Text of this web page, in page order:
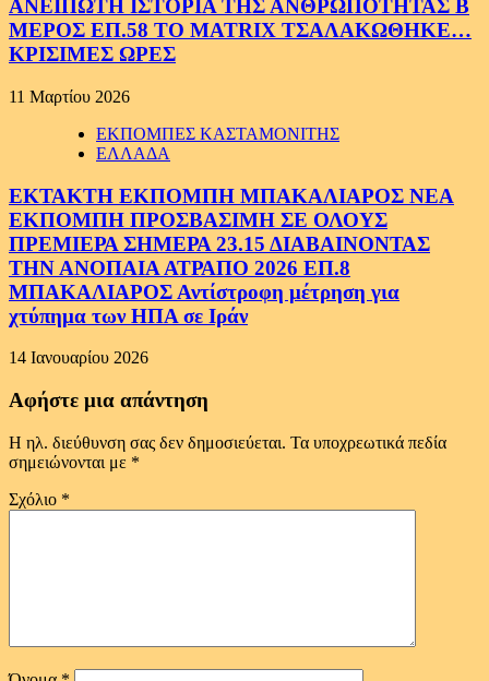
ΑΝΕΙΠΩΤΗ ΙΣΤΟΡΙΑ ΤΗΣ ΑΝΘΡΩΠΟΤΗΤΑΣ Β
ΜΕΡΟΣ ΕΠ.58 ΤΟ MATRIX ΤΣΑΛΑΚΩΘΗΚΕ…
ΚΡΙΣΙΜΕΣ ΩΡΕΣ
11 Μαρτίου 2026
ΕΚΠΟΜΠΕΣ ΚΑΣΤΑΜΟΝΙΤΗΣ
ΕΛΛΑΔΑ
ΕΚΤΑΚΤΗ ΕΚΠΟΜΠΗ ΜΠΑΚΑΛΙΑΡΟΣ ΝΕΑ
ΕΚΠΟΜΠΗ ΠΡΟΣΒΑΣΙΜΗ ΣΕ ΟΛΟΥΣ
ΠΡΕΜΙΕΡΑ ΣΗΜΕΡΑ 23.15 ΔΙΑΒΑΙΝΟΝΤΑΣ
ΤΗΝ ΑΝΟΠΑΙΑ ΑΤΡΑΠΟ 2026 ΕΠ.8
ΜΠΑΚΑΛΙΑΡΟΣ Αντίστροφη μέτρηση για
χτύπημα των ΗΠΑ σε Ιράν
14 Ιανουαρίου 2026
Αφήστε μια απάντηση
Η ηλ. διεύθυνση σας δεν δημοσιεύεται. Τα υποχρεωτικά πεδία
σημειώνονται με *
Σχόλιο *